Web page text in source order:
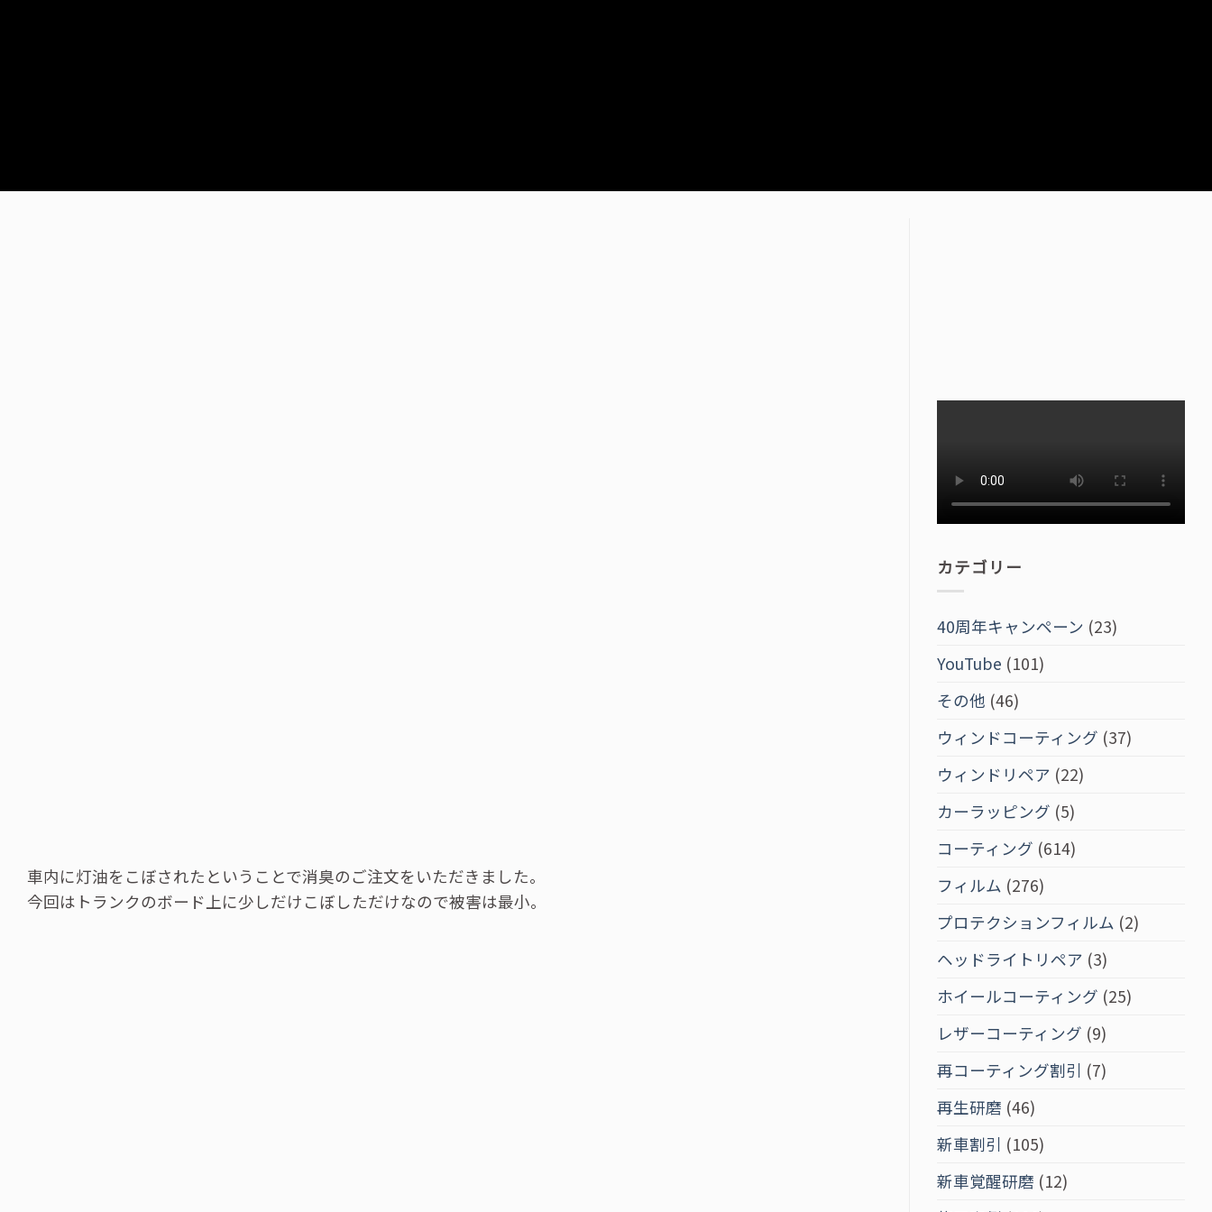
車内に灯油をこぼされたということで消臭のご注文をいただきました。
今回はトランクのボード上に少しだけこぼしただけなので被害は最小。
カテゴリー
40周年キャンペーン (23)
YouTube (101)
その他 (46)
ウィンドコーティング (37)
ウィンドリペア (22)
カーラッピング (5)
コーティング (614)
フィルム (276)
プロテクションフィルム (2)
ヘッドライトリペア (3)
ホイールコーティング (25)
レザーコーティング (9)
再コーティング割引 (7)
再生研磨 (46)
新車割引 (105)
新車覚醒研磨 (12)